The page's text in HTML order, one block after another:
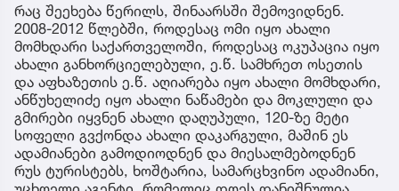
რაც შეეხება წერილს, შინაარსში შემოვიდნენ.
2008-2012 წლებში, როდესაც ომი იყო ახალი
მომხდარი საქართველოში, როდესაც ოკუპაცია იყო
ახალი განხორციელებული, ე.წ. სამხრეთ ოსეთის
და აფხაზეთის ე.წ. აღიარება იყო ახალი მომხდარი,
ანწუხელიძე იყო ახალი ნაწამები და მოკლული და
გმირები იყვნენ ახალი დაღუპული, 120-ზე მეტი
სოფელი გვქონდა ახალი დაკარგული, მაშინ ეს
ადამიანები გამოდიოდნენ და მიესალმებოდნენ
რუს ტურისტებს, ხოშტარია, სამარცხვინო ადამიანი,